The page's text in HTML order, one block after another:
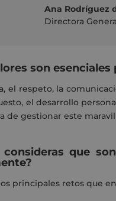
Ana Rodríguez
Directora
son
el respeto, la
el desarrollo
de gestionar este
consideras que
principales retos que